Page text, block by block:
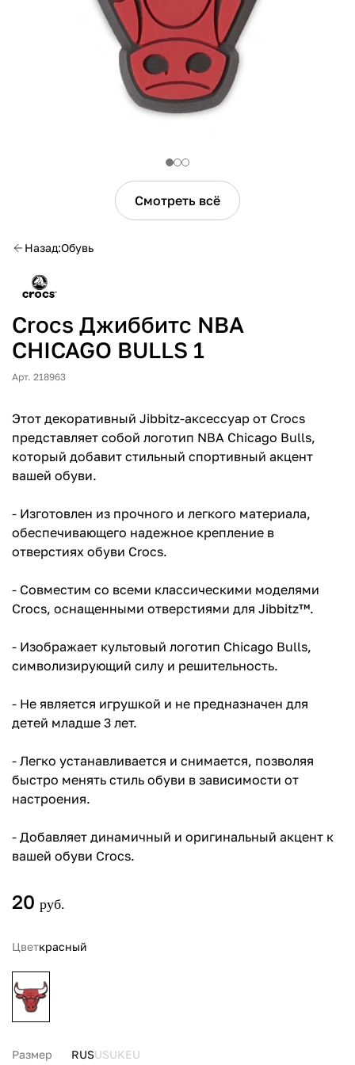
Смотреть всё
Назад Обувь
Crocs Джиббитс NBA
CHICAGO BULLS 1
Арт. 218963
Этот декоративный Jibbitz-аксессуар от Crocs
представляет собой логотип NBA Chicago Bulls,
который добавит стильный спортивный акцент
вашей обуви.
- Изготовлен из прочного и легкого материала,
обеспечивающего надежное крепление в
отверстиях обуви Crocs.
- Совместим со всеми классическими моделями
Crocs, оснащенными отверстиями для Jibbitz™.
- Изображает культовый логотип Chicago Bulls,
символизирующий силу и решительность.
- Не является игрушкой и не предназначен для
детей младше 3 лет.
- Легко устанавливается и снимается, позволяя
быстро менять стиль обуви в зависимости от
настроения.
- Добавляет динамичный и оригинальный акцент к
вашей обуви Crocs.
20 руб.
Цветкрасный
Размер RUSUSUKEU